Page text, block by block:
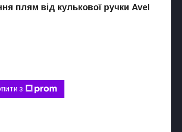
плям від кулькової ручки Avel
з